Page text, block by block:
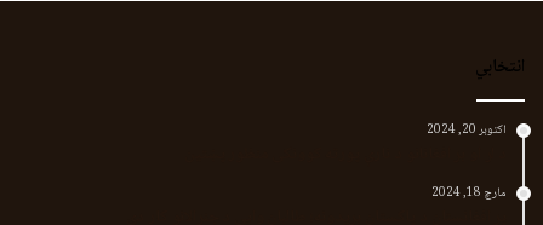
انتخابي
اکتوبر 20, 2024
مارچ 18, 2024